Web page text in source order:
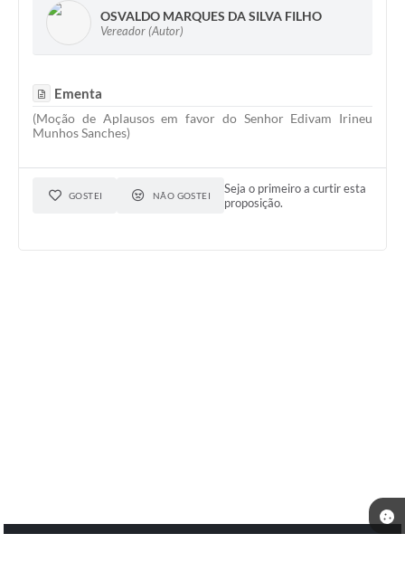
OSVALDO MARQUES DA SILVA FILHO
Vereador (Autor)
Ementa
(Moção de Aplausos em favor do Senhor Edivam Irineu
Munhos Sanches)
GOSTEI NÃO GOSTEI
Seja o primeiro a curtir esta
proposição.